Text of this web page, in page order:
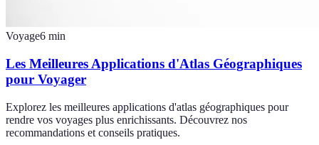
Voyage6 min
Les Meilleures Applications d'Atlas Géographiques
pour Voyager
Explorez les meilleures applications d'atlas géographiques pour
rendre vos voyages plus enrichissants. Découvrez nos
recommandations et conseils pratiques.